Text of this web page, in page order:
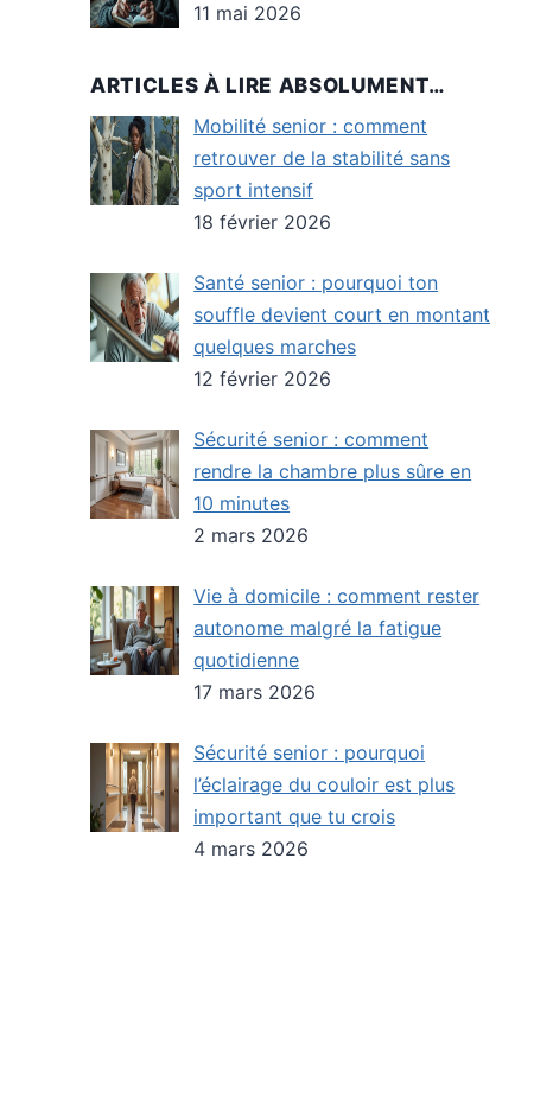
11 mai 2026
ARTICLES À LIRE ABSOLUMENT…
Mobilité senior : comment
retrouver de la stabilité sans
sport intensif
18 février 2026
Santé senior : pourquoi ton
souffle devient court en montant
quelques marches
12 février 2026
Sécurité senior : comment
rendre la chambre plus sûre en
10 minutes
2 mars 2026
Vie à domicile : comment rester
autonome malgré la fatigue
quotidienne
17 mars 2026
Sécurité senior : pourquoi
l’éclairage du couloir est plus
important que tu crois
4 mars 2026